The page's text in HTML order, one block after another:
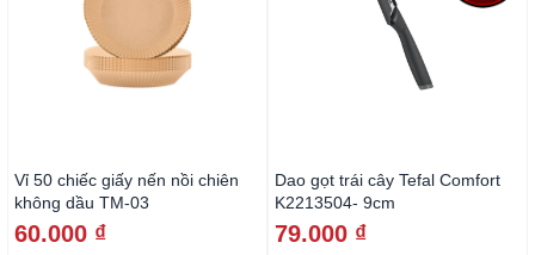
Vỉ 50 chiếc giấy nến nồi chiên
không dầu TM-03
60.000 ₫
Dao gọt trái cây Tefal Comfort
K2213504- 9cm
79.000 ₫